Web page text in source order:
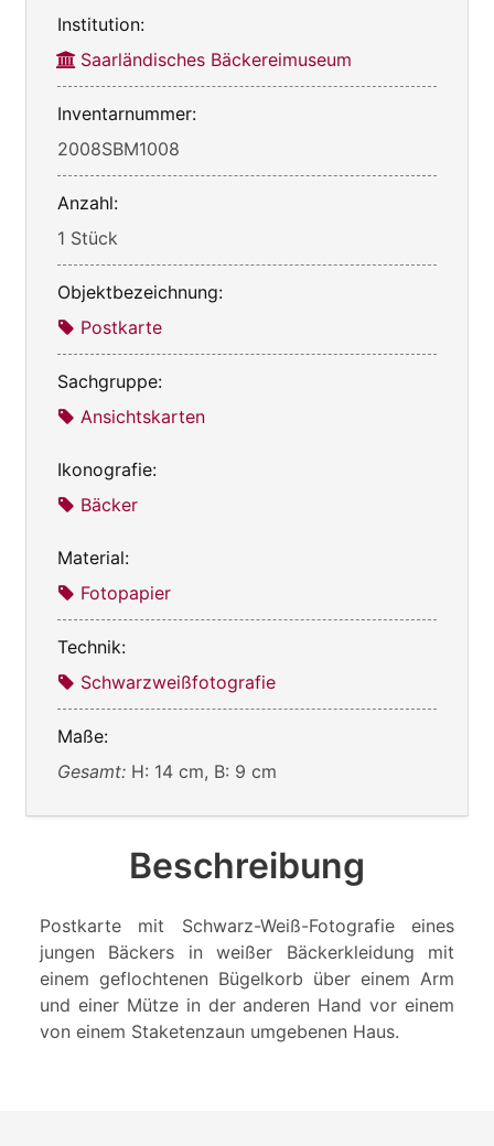
Institution:
Saarländisches Bäckereimuseum
Inventarnummer:
2008SBM1008
Anzahl:
1 Stück
Objektbezeichnung:
Postkarte
Sachgruppe:
Ansichtskarten
Ikonografie:
Bäcker
Material:
Fotopapier
Technik:
Schwarzweißfotografie
Maße:
Gesamt: H: 14 cm, B: 9 cm
Beschreibung
Postkarte mit Schwarz-Weiß-Fotografie eines
jungen Bäckers in weißer Bäckerkleidung mit
einem geflochtenen Bügelkorb über einem Arm
und einer Mütze in der anderen Hand vor einem
von einem Staketenzaun umgebenen Haus.